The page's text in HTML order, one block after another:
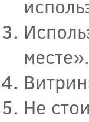
месте».
Не